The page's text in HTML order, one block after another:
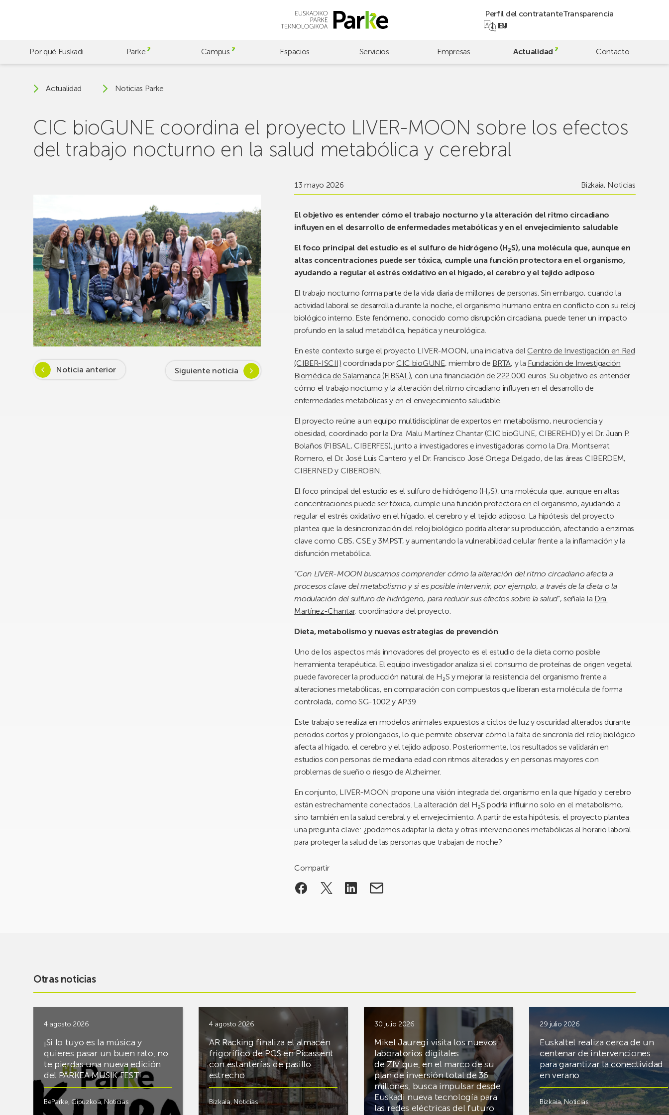
Perfil del contratanteTransparencia
EU
EN
Por qué Euskadi Parke Campus Espacios Servicios Empresas Actualidad Contacto
Actualidad Noticias Parke
CIC bioGUNE coordina el proyecto LIVER-MOON sobre los efectos
del trabajo nocturno en la salud metabólica y cerebral
Noticia anterior Siguiente noticia
13 mayo 2026 Bizkaia, Noticias
El objetivo es entender cómo el trabajo nocturno y la alteración del ritmo circadiano
influyen en el desarrollo de enfermedades metabólicas y en el envejecimiento saludable
El foco principal del estudio es el sulfuro de hidrógeno (H₂S), una molécula que, aunque en
altas concentraciones puede ser tóxica, cumple una función protectora en el organismo,
ayudando a regular el estrés oxidativo en el hígado, el cerebro y el tejido adiposo
El trabajo nocturno forma parte de la vida diaria de millones de personas. Sin embargo, cuando la
actividad laboral se desarrolla durante la noche, el organismo humano entra en conflicto con su reloj
biológico interno. Este fenómeno, conocido como disrupción circadiana, puede tener un impacto
profundo en la salud metabólica, hepática y neurológica.
En este contexto surge el proyecto LIVER-MOON, una iniciativa delCentro de Investigación en Red
(CIBER-ISCII) coordinada porCIC bioGUNE, miembro de BRTA, y la Fundación de Investigación
Biomédica de Salamanca (FIBSAL), con una financiación de 222.000 euros. Su objetivo es entender
cómo el trabajo nocturno y la alteración del ritmo circadiano influyen en el desarrollo de
enfermedades metabólicas y en el envejecimiento saludable.
El proyecto reúne a un equipo multidisciplinar de expertos en metabolismo, neurociencia y
obesidad, coordinado por la Dra. Malu Martínez Chantar (CIC bioGUNE, CIBEREHD) y el Dr. Juan P.
Bolaños (FIBSAL, CIBERFES), junto a investigadores e investigadoras como la Dra. Montserrat
Romero, el Dr. José Luis Cantero y el Dr. Francisco José Ortega Delgado, de las áreas CIBERDEM,
CIBERNED y CIBEROBN.
El foco principal del estudio es el sulfuro de hidrógeno (H₂S), una molécula que, aunque en altas
concentraciones puede ser tóxica, cumple una función protectora en el organismo, ayudando a
regular el estrés oxidativo en el hígado, el cerebro y el tejido adiposo. La hipótesis del proyecto
plantea que la desincronización del reloj biológico podría alterar su producción, afectando a enzimas
clave como CBS, CSE y 3MPST, y aumentando la vulnerabilidad celular frente a la inflamación y la
disfunción metabólica.
“Con LIVER-MOON buscamos comprender cómo la alteración del ritmo circadiano afecta a
procesos clave del metabolismo y si es posible intervenir, por ejemplo, a través de la dieta o la
modulación del sulfuro de hidrógeno, para reducir sus efectos sobre la salud”, señala la Dra.
Martínez-Chantar, coordinadora del proyecto.
Dieta, metabolismo y nuevas estrategias de prevención
Uno de los aspectos más innovadores del proyecto es el estudio de la dieta como posible
herramienta terapéutica. El equipo investigador analiza si el consumo de proteínas de origen vegetal
puede favorecer la producción natural de H₂S y mejorar la resistencia del organismo frente a
alteraciones metabólicas, en comparación con compuestos que liberan esta molécula de forma
controlada, como SG-1002 y AP39.
Este trabajo se realiza en modelos animales expuestos a ciclos de luz y oscuridad alterados durante
periodos cortos y prolongados, lo que permite observar cómo la falta de sincronía del reloj biológico
afecta al hígado, el cerebro y el tejido adiposo. Posteriormente, los resultados se validarán en
estudios con personas de mediana edad con ritmos alterados y en personas mayores con
problemas de sueño o riesgo de Alzheimer.
En conjunto, LIVER-MOON propone una visión integrada del organismo en la que hígado y cerebro
están estrechamente conectados. La alteración del H₂S podría influir no solo en el metabolismo,
sino también en la salud cerebral y el envejecimiento. A partir de esta hipótesis, el proyecto plantea
una pregunta clave: ¿podemos adaptar la dieta y otras intervenciones metabólicas al horario laboral
para proteger la salud de las personas que trabajan de noche?
Compartir
Otras noticias
4 agosto 2026
¡Si lo tuyo es la música y
quieres pasar un buen rato, no
te pierdas una nueva edición
del PARKEA MUSIK FEST!
BeParke, Gipuzkoa,Noticias
4 agosto 2026
AR Racking finaliza el almacén
frigorífico de PCS en Picassent
con estanterías de pasillo
estrecho
Bizkaia,Noticias
30 julio 2026
Mikel Jauregi visita los nuevos
laboratorios digitales
de ZIV que, en el marco de su
plan de inversión total de 36
millones, busca impulsar desde
Euskadi nueva tecnología para
las redes eléctricas del futuro
29 julio 2026
Euskaltel realiza cerca de un
centenar de intervenciones
para garantizar la conectividad
en verano
Bizkaia,Noticias